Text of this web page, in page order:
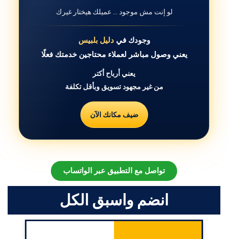
لو إنت مش موجود … عميلك هيختار غيرك
وجودك فيدليل بلبيس
يعني وصول مباشر لعملاء محتاجين خدمتك فعلًا
يعني أرباح أكتر
من غير مجهود تسويق وبأقل تكلفة
ضيف مكانك الآن
تواصل مع التطبيق عبر الواتساب
انضم واسبق الكل